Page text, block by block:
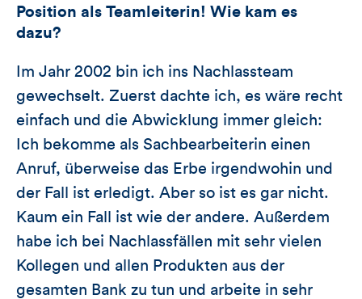
Position als Teamleiterin! Wie kam es
dazu?
Im Jahr 2002 bin ich ins Nachlassteam
gewechselt. Zuerst dachte ich, es wäre recht
einfach und die Abwicklung immer gleich:
Ich bekomme als Sachbearbeiterin einen
Anruf, überweise das Erbe irgendwohin und
der Fall ist erledigt. Aber so ist es gar nicht.
Kaum ein Fall ist wie der andere. Außerdem
habe ich bei Nachlassfällen mit sehr vielen
Kollegen und allen Produkten aus der
gesamten Bank zu tun und arbeite in sehr